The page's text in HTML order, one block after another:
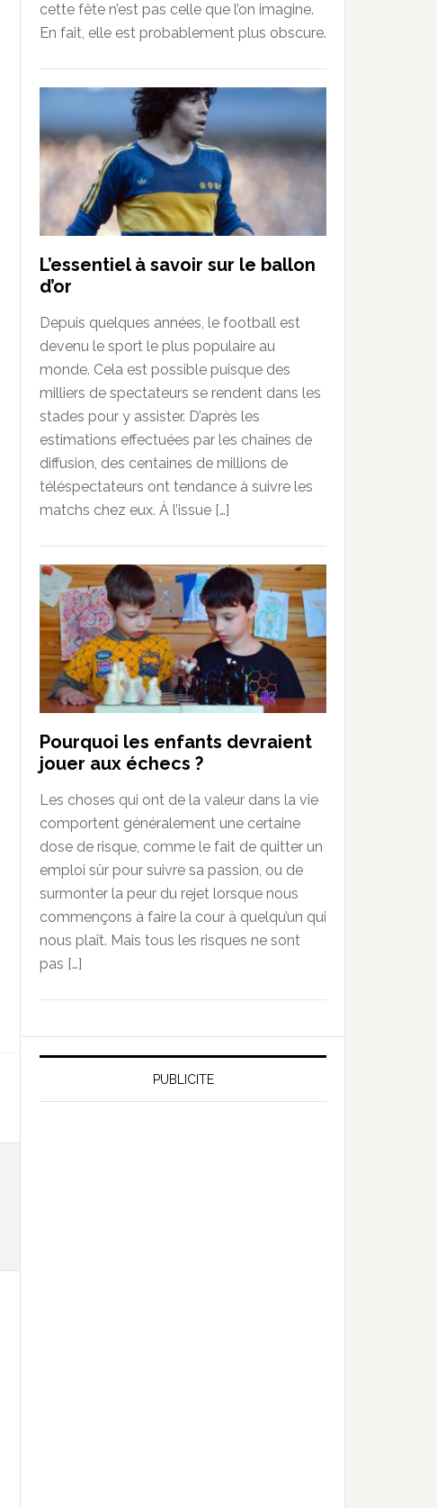
cette fête n’est pas celle que l’on imagine.
En fait, elle est probablement plus obscure.
L’essentiel à savoir sur le ballon
d’or
Depuis quelques années, le football est
devenu le sport le plus populaire au
monde. Cela est possible puisque des
milliers de spectateurs se rendent dans les
stades pour y assister. D’après les
estimations effectuées par les chaînes de
diffusion, des centaines de millions de
téléspectateurs ont tendance à suivre les
matchs chez eux. À l’issue […]
Pourquoi les enfants devraient
jouer aux échecs ?
Les choses qui ont de la valeur dans la vie
comportent généralement une certaine
dose de risque, comme le fait de quitter un
emploi sûr pour suivre sa passion, ou de
surmonter la peur du rejet lorsque nous
commençons à faire la cour à quelqu’un qui
nous plaît. Mais tous les risques ne sont
pas […]
PUBLICITE